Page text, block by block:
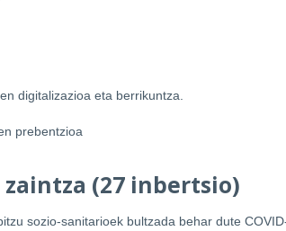
digitalizazioa eta berrikuntza.
prebentzioa
(27 inbertsio)
sozio-sanitarioek bultzada behar dute